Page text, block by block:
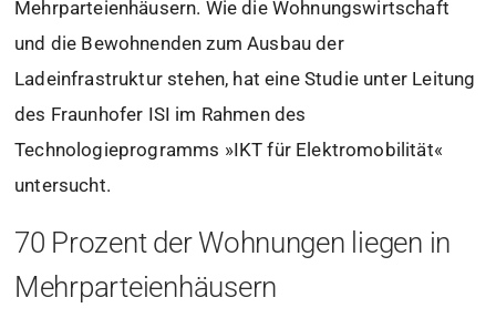
Mehrparteienhäusern. Wie die Wohnungswirtschaft
und die Bewohnenden zum Ausbau der
Ladeinfrastruktur stehen, hat eine Studie unter Leitung
des Fraunhofer ISI im Rahmen des
Technologieprogramms »IKT für Elektromobilität«
untersucht.
70 Prozent der Wohnungen liegen in
Mehrparteienhäusern